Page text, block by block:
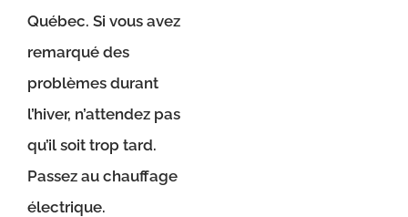
Québec. Si vous avez
remarqué des
problèmes durant
l’hiver, n’attendez pas
qu’il soit trop tard.
Passez au chauffage
électrique.